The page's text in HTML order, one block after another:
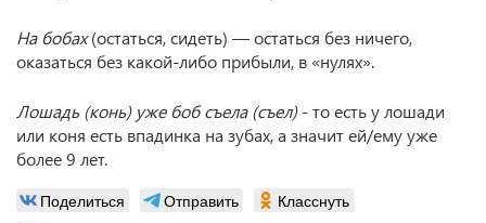
На бобах(остаться, сидеть) — остаться без ничего,
оказаться без какой-либо прибыли, в «нулях».
Лошадь (конь) уже боб съела (съел)- то есть у лошади
или коня есть впадинка на зубах, а значит ей/ему уже
более 9 лет.
Поделиться Отправить
Класснуть